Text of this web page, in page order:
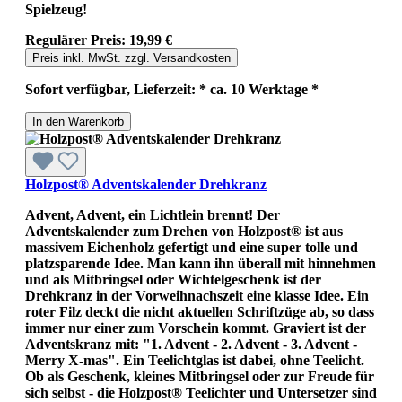
Spielzeug!
Regulärer Preis: 19,99 €
Preis inkl. MwSt. zzgl. Versandkosten
Sofort verfügbar, Lieferzeit: * ca. 10 Werktage *
In den Warenkorb
Holzpost® Adventskalender Drehkranz
Advent, Advent, ein Lichtlein brennt! Der
Adventskalender zum Drehen von Holzpost® ist aus
massivem Eichenholz gefertigt und eine super tolle und
platzsparende Idee. Man kann ihn überall mit hinnehmen
und als Mitbringsel oder Wichtelgeschenk ist der
Drehkranz in der Vorweihnachszeit eine klasse Idee. Ein
roter Filz deckt die nicht aktuellen Schriftzüge ab, so dass
immer nur einer zum Vorschein kommt. Graviert ist der
Adventskranz mit: "1. Advent - 2. Advent - 3. Advent -
Merry X-mas". Ein Teelichtglas ist dabei, ohne Teelicht.
Ob als Geschenk, kleines Mitbringsel oder zur Freude für
sich selbst - die Holzpost® Teelichter und Untersetzer sind